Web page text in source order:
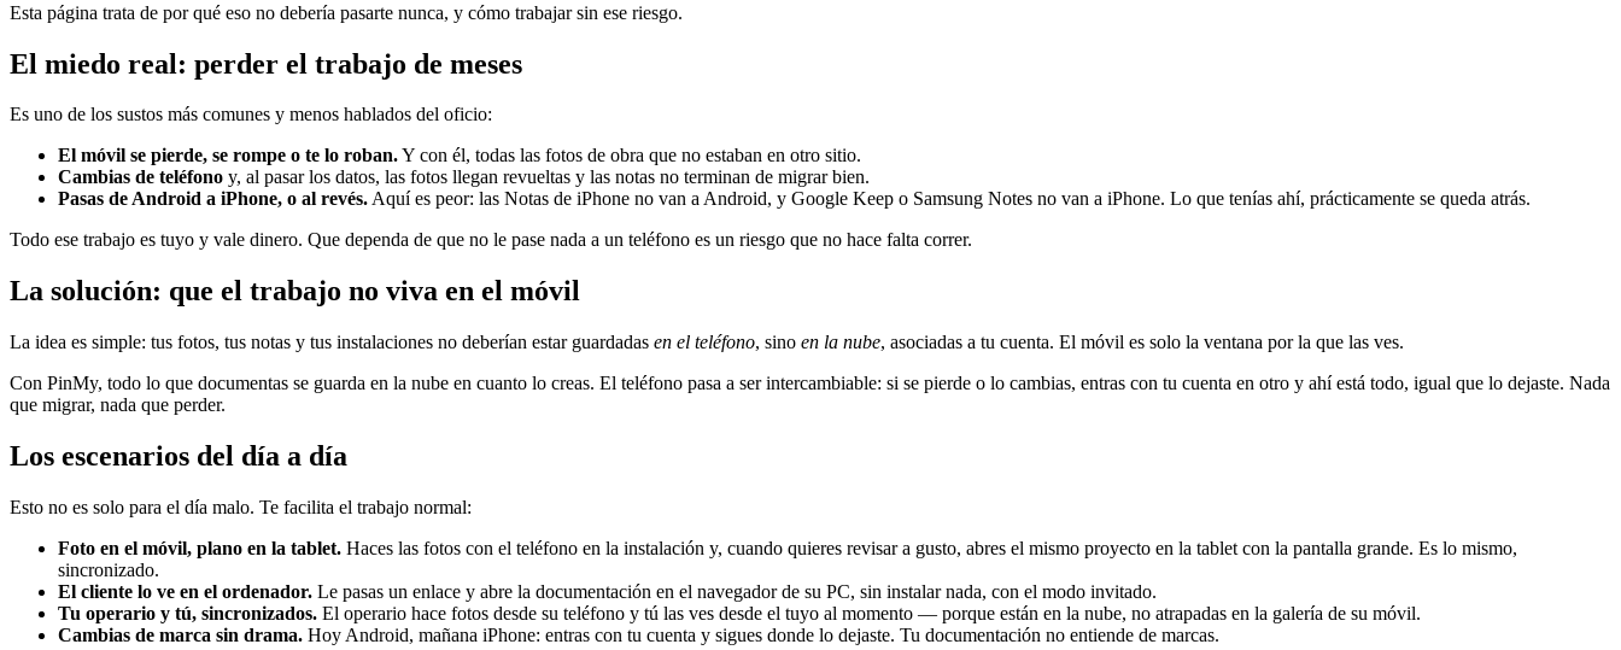
Esta página trata de por qué eso no debería pasarte nunca, y cómo trabajar sin ese riesgo.
El miedo real: perder el trabajo de meses
Es uno de los sustos más comunes y menos hablados del oficio:
El móvil se pierde, se rompe o te lo roban.Y con él, todas las fotos de obra que no estaban en otro sitio.
Cambias de teléfono y, al pasar los datos, las fotos llegan revueltas y las notas no terminan de migrar bien.
Pasas de Android a iPhone, o al revés.Aquí es peor: las Notas de iPhone no van a Android, y Google Keep o Samsung Notes no van a iPhone. Lo que tenías ahí, prácticamente se queda atrás.
Todo ese trabajo es tuyo y vale dinero. Que dependa de que no le pase nada a un teléfono es un riesgo que no hace falta correr.
La solución: que el trabajo no viva en el móvil
La idea es simple: tus fotos, tus notas y tus instalaciones no deberían estar guardadas en el teléfono, sino en la nube, asociadas a tu cuenta. El móvil es solo la ventana por la que las ves.
Con PinMy, todo lo que documentas se guarda en la nube en cuanto lo creas. El teléfono pasa a ser intercambiable: si se pierde o lo cambias, entras con tu cuenta en otro y ahí está todo, igual que lo dejaste. Nada
que migrar, nada que perder.
Los escenarios del día a día
Esto no es solo para el día malo. Te facilita el trabajo normal:
Foto en el móvil, plano en la tablet. Haces las fotos con el teléfono en la instalación y, cuando quieres revisar a gusto, abres el mismo proyecto en la tablet con la pantalla grande. Es lo mismo,
sincronizado.
El cliente lo ve en el ordenador. Le pasas un enlace y abre la documentación en el navegador de su PC, sin instalar nada, con el modo invitado.
Tu operario y tú, sincronizados. El operario hace fotos desde su teléfono y tú las ves desde el tuyo al momento — porque están en la nube, no atrapadas en la galería de su móvil.
Cambias de marca sin drama. Hoy Android, mañana iPhone: entras con tu cuenta y sigues donde lo dejaste. Tu documentación no entiende de marcas.